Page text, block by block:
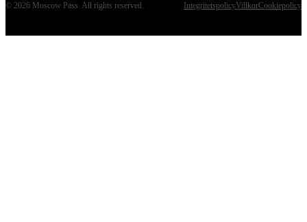
© 2026 Moscow Pass. All rights reserved. IntegritetspolicyVillkorCookiepolicy